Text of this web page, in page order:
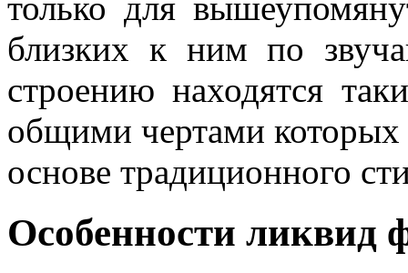
только для
близких к ним по
строению находятся
общими чертами которых
основе традиционного
Особенности ликвид